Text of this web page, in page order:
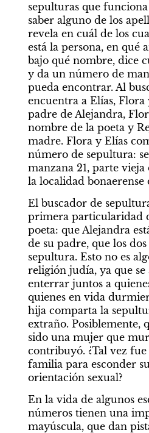
sepulturas que
saber alguno de los
revela en cuál de los
está la persona, en qué
bajo qué nombre, dice
y da un número de
pueda encontrar. Al
encuentra a Elías, Flora
padre de Alejandra,
nombre de la poeta y
madre. Flora y Elías
número de sepultura:
manzana 21, parte
la localidad bonaerense
El buscador de
primera particularidad
poeta: que Alejandra
de su padre, que los
sepultura. Esto no es
religión judía, ya que se
enterrar juntos a
quienes en vida
hija comparta la
extraño. Posiblemente,
sido una mujer que
contribuyó. ¿Tal vez
familia para esconder
orientación sexual?
En la vida de algunos
números tienen una
mayúscula, que dan